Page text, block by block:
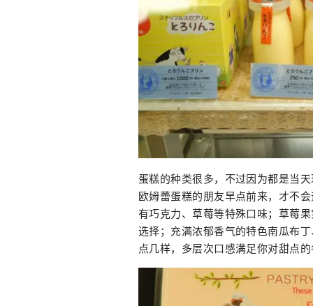
蛋糕的种类很多，不过因为都是当
欧姆蕾蛋糕的朋友早点前来，才不
有巧克力、草莓等特殊口味；草莓
选择；充满浓郁香气的特色南瓜布
点几样，多层次口感满足你对甜点